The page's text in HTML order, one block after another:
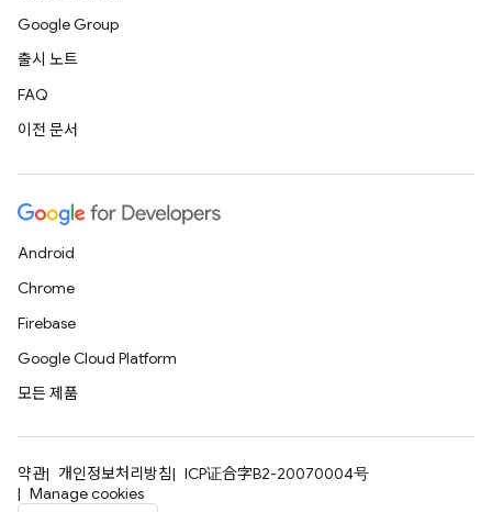
Google Group
출시 노트
FAQ
이전 문서
Android
Chrome
Firebase
Google Cloud Platform
모든 제품
약관 개인정보처리방침
ICP证合字B2-20070004号
Manage cookies